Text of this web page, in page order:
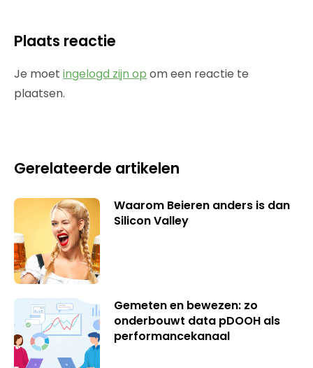
Plaats reactie
Je moet ingelogd zijn op om een reactie te
plaatsen.
Gerelateerde artikelen
Waarom Beieren anders is dan
Silicon Valley
Gemeten en bewezen: zo
onderbouwt data pDOOH als
performancekanaal